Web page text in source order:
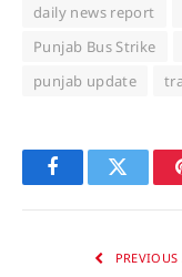
daily news report
Punjab Bus Strike
punjab update
FacebookTwitter
PREVIOUS